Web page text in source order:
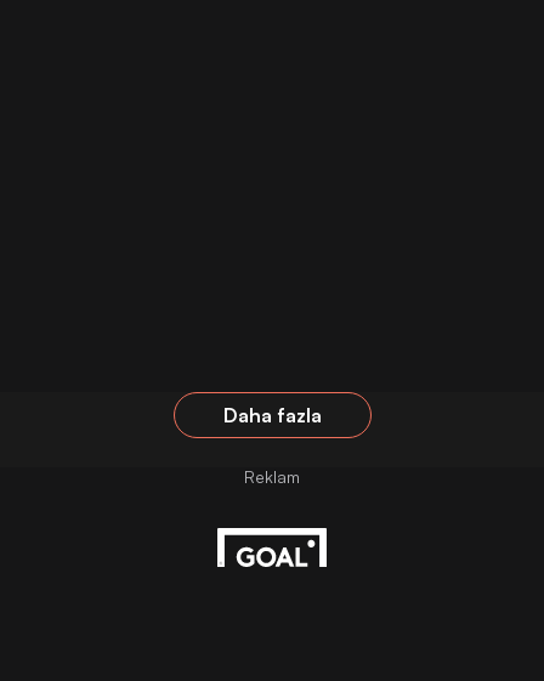
Daha fazla